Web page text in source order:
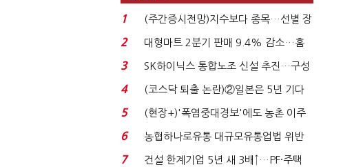
1
(주간증시전망)지수보다 종목…선별 장
세 이어진다...
2
대형마트 2분기 판매 9.4% 감소…홈
플러스 사태 여파...
3
SK하이닉스 통합노조 신설 추진…구성
원 간 성과급 불...
4
(코스닥 퇴출 논란)②일본은 5년 기다
려주는데 우리는 ...
5
(현장+)'폭염중대경보'에도 농촌 이주
노동자는 강행군…'야...
6
농협하나로유통 대규모유통업법 위반
적발…공정위, 과...
7 건설 한계기업 5년 새 3배↑…PF·주택